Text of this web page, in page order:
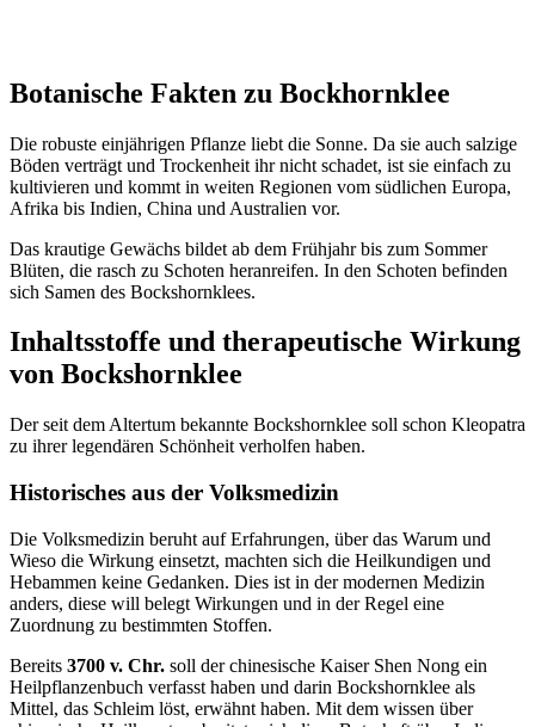
Botanische Fakten zu Bockhornklee
Die robuste einjährigen Pflanze liebt die Sonne. Da sie auch salzige
Böden verträgt und Trockenheit ihr nicht schadet, ist sie einfach zu
kultivieren und kommt in weiten Regionen vom südlichen Europa,
Afrika bis Indien, China und Australien vor.
Das krautige Gewächs bildet ab dem Frühjahr bis zum Sommer
Blüten, die rasch zu Schoten heranreifen. In den Schoten befinden
sich Samen des Bockshornklees.
Inhaltsstoffe und therapeutische Wirkung
von Bockshornklee
Der seit dem Altertum bekannte Bockshornklee soll schon Kleopatra
zu ihrer legendären Schönheit verholfen haben.
Historisches aus der Volksmedizin
Die Volksmedizin beruht auf Erfahrungen, über das Warum und
Wieso die Wirkung einsetzt, machten sich die Heilkundigen und
Hebammen keine Gedanken. Dies ist in der modernen Medizin
anders, diese will belegt Wirkungen und in der Regel eine
Zuordnung zu bestimmten Stoffen.
Bereits 3700 v. Chr. soll der chinesische Kaiser Shen Nong ein
Heilpflanzenbuch verfasst haben und darin Bockshornklee als
Mittel, das Schleim löst, erwähnt haben. Mit dem wissen über